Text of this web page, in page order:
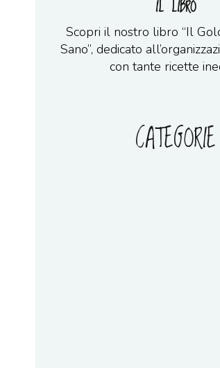
IL LIBRO
Scopri il nostro libro “Il
Sano”, dedicato
con tante ricette
CATEGORIE